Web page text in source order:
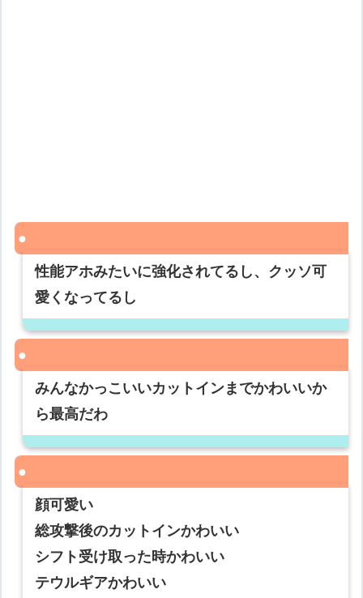
性能アホみたいに強化されてるし、クッソ可
愛くなってるし
みんなかっこいいカットインまでかわいいか
ら最高だわ
顔可愛い
総攻撃後のカットインかわいい
シフト受け取った時かわいい
テウルギアかわいい